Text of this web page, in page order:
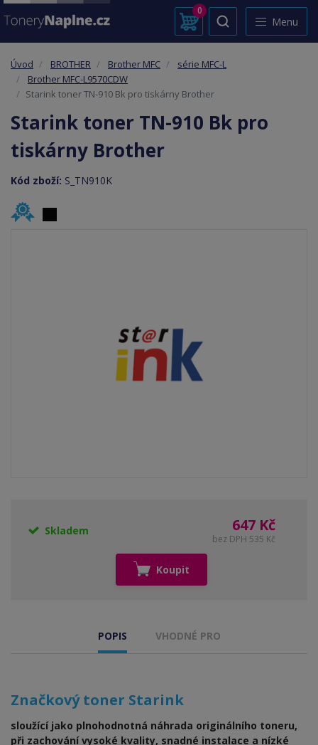
0
Menu
Úvod BROTHER Brother MFC
série MFC-L
Brother MFC-L9570CDW
Starink toner TN-910 Bk pro tiskárny Brother
Starink toner TN-910 Bk pro
tiskárny Brother
Kód zboží: S_TN910K
Skladem 647 Kč
bez DPH 535 Kč
Koupit
POPIS VHODNÉ PRO
Značkový toner Starink
sloužící jako plnohodnotná náhrada originálního toneru,
při zachování vysoké kvality, snadné instalace a nízké